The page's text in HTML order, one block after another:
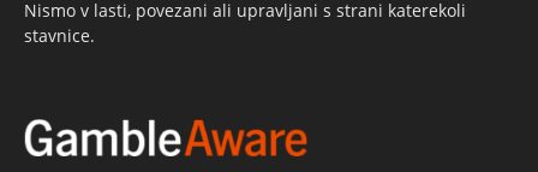
Nismo v lasti, povezani ali upravljani s strani katerekoli
stavnice.